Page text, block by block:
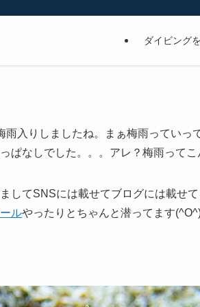
ダイビング
入りしましたね。まぁ梅雨っていっ
ぱなしでした。。。アレ？梅雨って
してSNSには載せてブログには載せ
ルやったりとちゃんと潜ってます